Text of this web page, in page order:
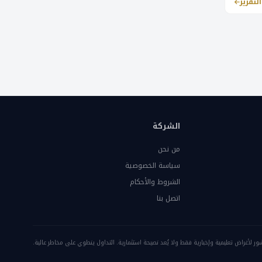
الشركة
من نحن
سياسة الخصوصية
الشروط والأحكام
اتصل بنا
لأغراض تعليمية وإخبارية فقط ولا يُعد نصيحة استثمارية. التداول ينطوي على مخاطر عالية.